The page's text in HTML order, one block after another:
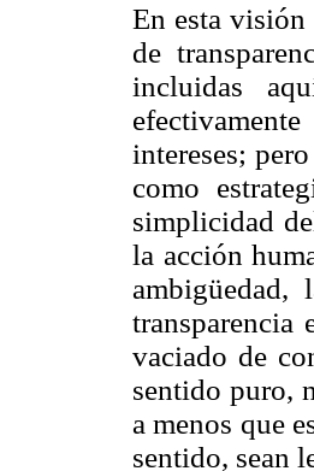
En esta
de
incluidas
intereses;
como
simplicidad
la acción
vaciado de
sentido puro,
a menos que
sentido, sean